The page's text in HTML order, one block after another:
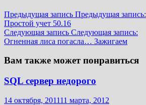
Предыдущая запись Предыдущая запись:
Простой учет 50.16
Следующая запись Следующая запись:
Огненная лиса погасла… Зажигаем
Вам также может понравиться
SQL сервер недорого
14 октября, 201111 марта, 2012